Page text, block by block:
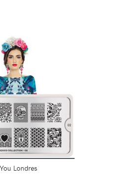
DÉTAILS
Londres